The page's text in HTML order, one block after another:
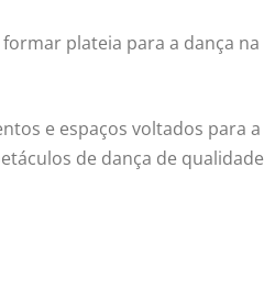
plateia para a dança na
e espaços voltados para a
de dança de qualidade